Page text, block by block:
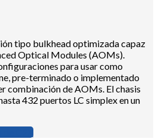
tipo bulkhead optimizada capaz
Optical Modules (AOMs).
para usar como
pre-terminado o implementado
combinación de AOMs. El chasis
432 puertos LC simplex en un
de C2X